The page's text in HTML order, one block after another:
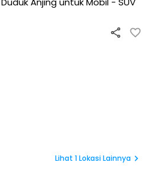
Lihat 1Lokasi Lainnya